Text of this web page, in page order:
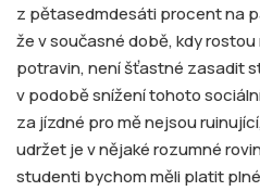
z pětasedmdesáti procent na
že v současné době, kdy
potravin, není šťastné zasadit
v podobě snížení tohoto
za jízdné pro mě nejsou
udržet je v nějaké rozumné
studenti bychom měli platit